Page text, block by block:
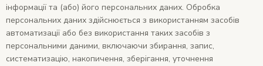
інформації та (або) його персональних даних. Обробка
персональних даних здійснюється з використанням засобів
автоматизації або без використання таких засобів з
персональними даними, включаючи збирання, запис,
систематизацію, накопичення, зберігання, уточнення